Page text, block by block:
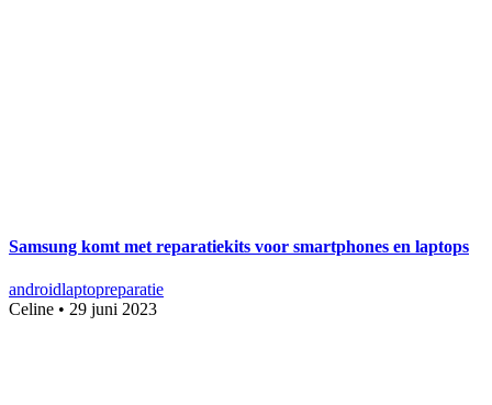
Samsung komt met reparatiekits voor smartphones en laptops
androidlaptopreparatie
Celine • 29 juni 2023